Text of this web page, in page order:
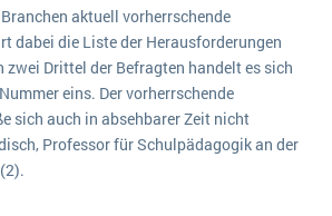
Reltio für eine bessere
das und was bedeutet es für die Zukunft von Unternehmenssoftware?
aktuell vorherrschende
dabei die Liste der Herausforderungen
zwei Drittel der Befragten handelt es sich
eins. Der vorherrschende
sich auch in absehbarer Zeit nicht
Professor für Schulpädagogik an der